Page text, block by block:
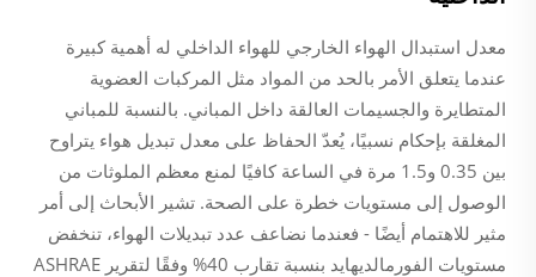
معدل استبدال الهواء الخارجي للهواء الداخلي له أهمية كبيرة
عندما يتعلق الأمر بالحد من المواد مثل المركبات العضوية
المتطايرة والجسيمات العالقة داخل المباني. بالنسبة للمباني
المغلقة بإحكام نسبيًا، يُعدّ الحفاظ على معدل تبديل هواء يتراوح
بين 0.35 و1.5 مرة في الساعة كافيًا لمنع معظم الملوثات من
الوصول إلى مستويات خطرة على الصحة. تشير الأبحاث إلى أمر
مثير للاهتمام أيضًا - فعندما نضاعف عدد تبديلات الهواء، تنخفض
مستويات الفورمالديهايد بنسبة تقارب 40% وفقًا لتقرير ASHRAE